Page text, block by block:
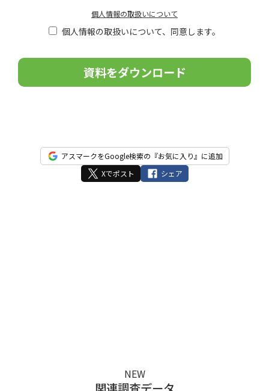
・当社サービス等に関する情報の提供、収集および伝達
個人情報の取扱いについて
個人情報の取扱いについて、同意します。
の
ィ
アスマークをGoogle検索の『お気に入り』に追加
Xでポスト
シェア
NEW